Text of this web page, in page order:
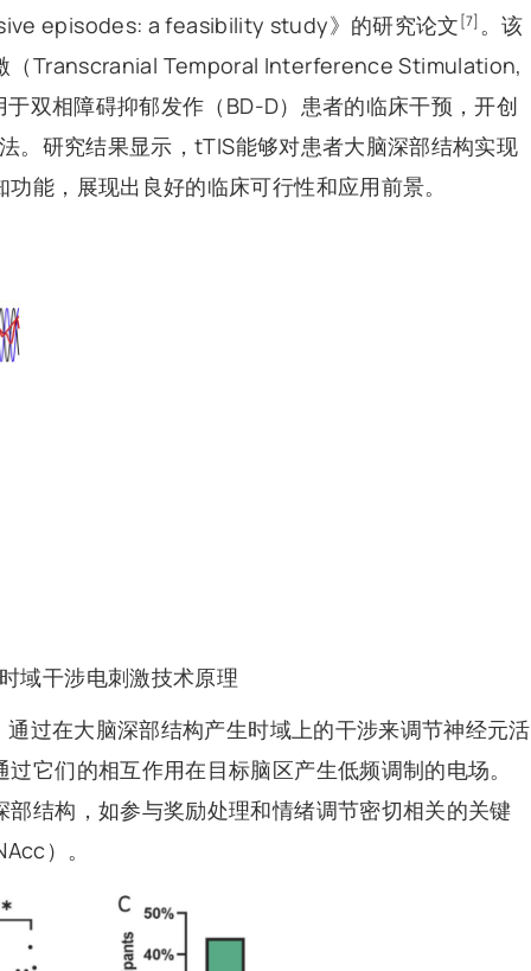
episodes: a feasibility study》的研究论文 [7] 。该
（Transcranial Temporal Interference Stimulation,
双相障碍抑郁发作（BD-D）患者的临床干预，开创
。研究结果显示，tTIS能够对患者大脑深部结构实现
能，展现出良好的临床可行性和应用前景。
域干涉电刺激技术原理
过在大脑深部结构产生时域上的干涉来调节神经元活
它们的相互作用在目标脑区产生低频调制的电场。
结构，如参与奖励处理和情绪调节密切相关的关键
）。